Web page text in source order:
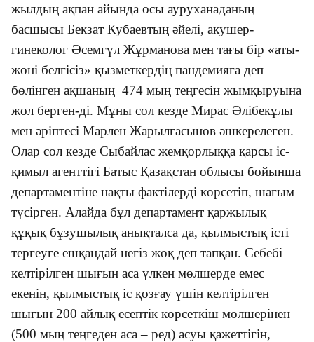
жылдың ақпан айында осы ауруханаданың
басшысы Бекзат Кубаевтың әйелі, акушер-
гинеколог Әсемгүл Жұрманова мен тағы бір «аты-
жөні белгісіз» қызметкердің пандемияға деп
бөлінген ақшаның 474 мың теңгесін жымқыруына
жол берген-ді. Мұны сол кезде Мирас Әлібекұлы
мен әріптесі Марлен Жарылғасынов әшкерелеген.
Олар сол кезде Сыбайлас жемқорлыққа қарсы іс-
қимыл агенттігі Батыс Қазақстан облысы бойынша
департаментіне нақты фактілерді көрсетіп, шағым
түсірген. Алайда бұл департамент қаржылық
құқық бұзушылық анықталса да, қылмыстық істі
тергеуге ешқандай негіз жоқ деп тапқан. Себебі
келтірілген шығын аса үлкен мөлшерде емес
екенін, қылмыстық іс қозғау үшін келтірілген
шығын 200 айлық есептік көрсеткіш мөлшерінен
(500 мың теңгеден аса – ред) асуы қажеттігін,